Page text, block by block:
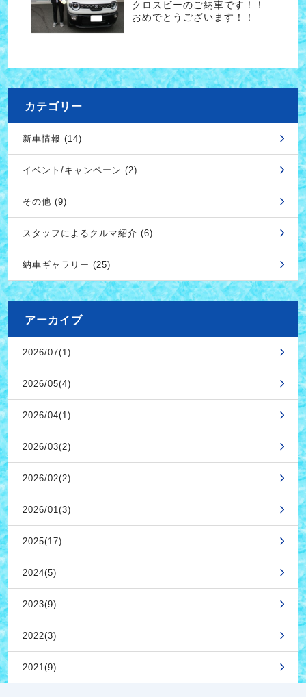
クロスビーのご納車です！！
おめでとうございます！！
カテゴリー
新車情報 (14)
イベント/キャンペーン (2)
その他 (9)
スタッフによるクルマ紹介 (6)
納車ギャラリー (25)
アーカイブ
2026/07(1)
2026/05(4)
2026/04(1)
2026/03(2)
2026/02(2)
2026/01(3)
2025(17)
2024(5)
2023(9)
2022(3)
2021(9)